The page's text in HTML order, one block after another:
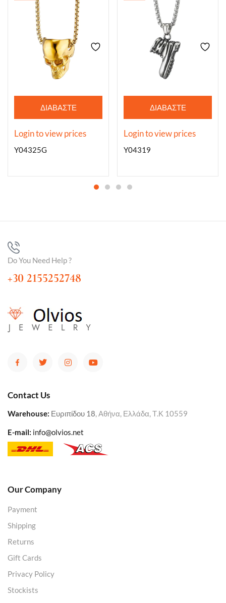
ΔΙΑΒΆΣΤΕ
ΠΕΡΙΣΣΌΤΕΡΑ
Login to view prices
Y04325G
ΔΙΑΒΆΣΤΕ
ΠΕΡΙΣΣΌΤΕΡΑ
Login to view prices
Y04319
Do You Need Help ?
+30 2155252748
Contact Us
Warehouse: Ευριπίδου 18, Αθήνα, Ελλάδα, Τ.Κ 10559
E-mail: info@olvios.net
Our Company
Payment
Shipping
Returns
Gift Cards
Privacy Policy
Stockists